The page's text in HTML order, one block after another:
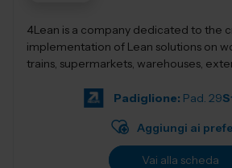
4Lean is a company dedicated to the
implementation of Lean solutions on
trains, supermarkets, warehouses,
Padiglione: Pad. 29
Aggiungi ai
Vai alla scheda